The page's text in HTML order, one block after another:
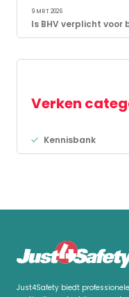
Is BHV verplicht voor
9 MRT 2026
Verken
Kennisbank
Just4Safety biedt